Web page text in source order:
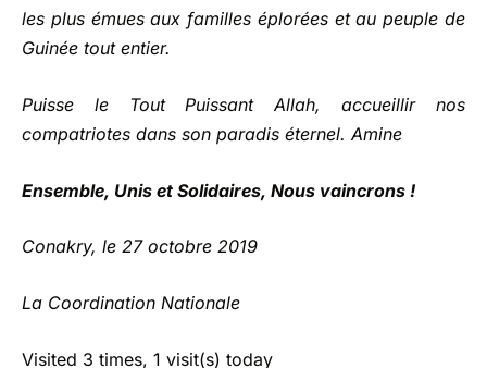
les plus émues aux familles éplorées et au peuple de
Guinée tout entier.
Puisse le Tout Puissant Allah, accueillir nos
compatriotes dans son paradis éternel. Amine
Ensemble, Unis et Solidaires, Nous vaincrons !
Conakry, le 27 octobre 2019
La Coordination Nationale
Visited 3 times, 1 visit(s) today